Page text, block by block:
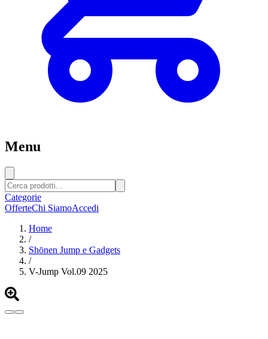
Menu
Categorie
OfferteChi SiamoAccedi
Home
/
Shōnen Jump e Gadgets
/
V-Jump Vol.09 2025